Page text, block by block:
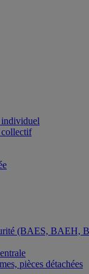
individuel
collectif
(BAES,
pièces détachées